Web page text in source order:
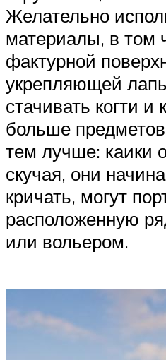
Желательно
материалы, в том
фактурной
укрепляющей
стачивать когти
больше
тем лучше: каики
скучая, они
кричать, могут
расположенную
или вольером.